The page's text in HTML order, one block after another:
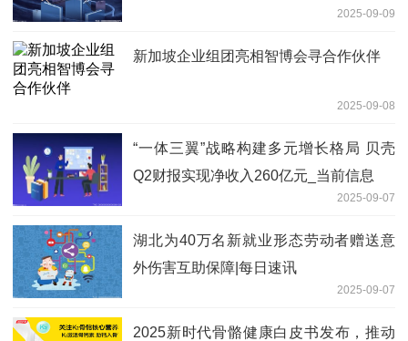
2025-09-09
新加坡企业组团亮相智博会寻合作伙伴
2025-09-08
“一体三翼”战略构建多元增长格局 贝壳
Q2财报实现净收入260亿元_当前信息
2025-09-07
湖北为40万名新就业形态劳动者赠送意
外伤害互助保障|每日速讯
2025-09-07
2025新时代骨骼健康白皮书发布，推动